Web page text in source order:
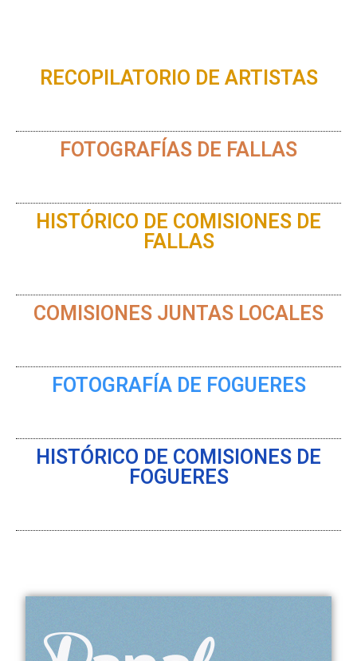
RECOPILATORIO DE ARTISTAS
FOTOGRAFÍAS DE FALLAS
HISTÓRICO DE COMISIONES DE
FALLAS
COMISIONES JUNTAS LOCALES
FOTOGRAFÍA DE FOGUERES
HISTÓRICO DE COMISIONES DE
FOGUERES